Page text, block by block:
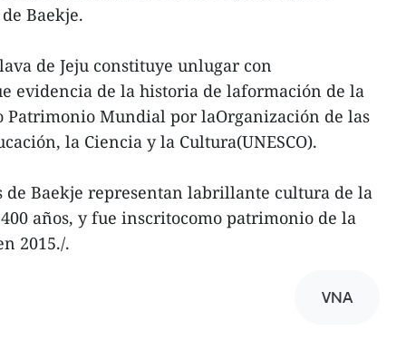
Baekje.
de Jeju constituye unlugar con
evidencia de la historia de laformación de la
Patrimonio Mundial por laOrganización de las
la Ciencia y la Cultura(UNESCO).
de Baekje representan labrillante cultura de la
años, y fue inscritocomo patrimonio de la
2015./.
VNA